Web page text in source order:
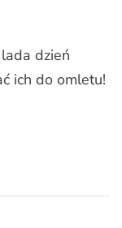
dzień
ich do omletu!